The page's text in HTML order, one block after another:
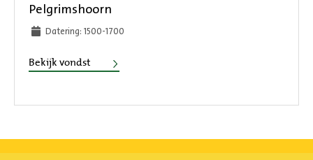
Pelgrimshoorn
Datering: 1500-1700
Bekijk vondst Pelgrimshoorn